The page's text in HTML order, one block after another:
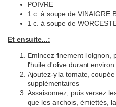
POIVRE
1 c. à soupe de VINAIGRE
1 c. à soupe de
Et ensuite...:
Emincez finement l'oignon,
l'huile d'olive durant
Ajoutez-y la tomate,
supplémentaires
Assaisonnez, puis versez
que les anchois, émiettés,